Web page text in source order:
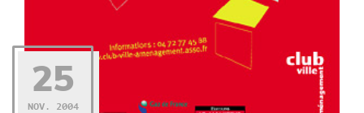
25
NOV. 2004